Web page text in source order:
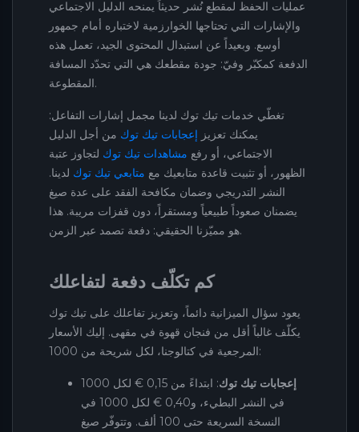
عمليات الحفظ لمقطع نُشر حديثاً يمنحه الدليل الاجتماعي
والإشارات التي تحتاجها الخوارزمية لاختباره أمام جمهور
أوسع. وبعيداً عن استبدال المحتوى الجيد، تعمل هذه
الدفعة كمكبّر وفيّ: جودة مقطعك هي التي تحدّد المسافة
المقطوعة.
تغطّي خدمات تيك توك لدينا مجمل إشارات التفاعل:
يمكنك تعزيز إعجابات تيك توك من أجل الدليل
الاجتماعي، أو رفع مشاهدات تيك توك لتجاوز عتبة
الظهور، أو تثبيت قاعدة متابعيك مع متابعي تيك توك لدينا.
النشر التدريجي وضمان مكافحة الفقد على عدة صيغ
يضمنان صعوداً طبيعياً ومستقراً، دون قفزات مريبة. هذا
هو مميّزنا الحقيقي: دفعة تصمد عبر الزمن.
كم تكلّف دفعة لتفاعلك
يعود سؤال الميزانية دائماً، وتعزيز تفاعلك على تيك توك
يكلّف غالباً أقل من فنجان قهوة في مقهى. إليك الأسعار
المرجعية في كتالوجنا، لكل شريحة من 1000:
إعجابات تيك توك
: ابتداءً من 0,15 € لكل 1000
في النشر البطيء، و0,40 € لكل 1000 في
النسخة السريعة حتى 100 ألف. وتتوفّر صيغ